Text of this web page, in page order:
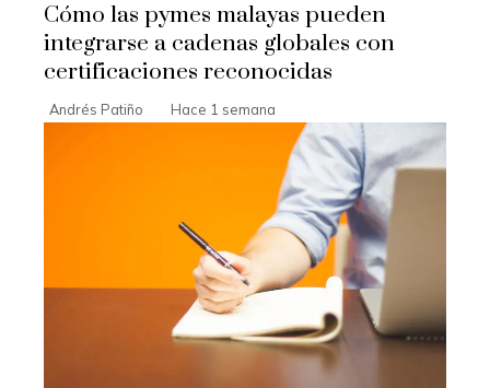
Cómo las pymes malayas pueden
integrarse a cadenas globales con
certificaciones reconocidas
Andrés Patiño Hace 1 semana